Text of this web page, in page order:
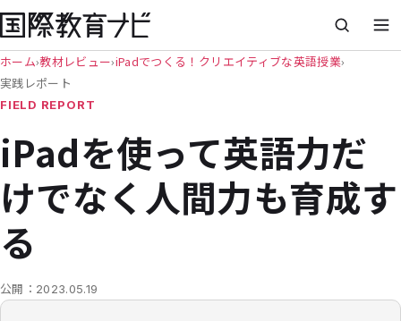
ホーム›教材レビュー›iPadでつくる！クリエイティブな英語授業›
実践レポート
FIELD REPORT
iPadを使って英語力だ
けでなく人間力も育成す
る
公開： 2023.05.19